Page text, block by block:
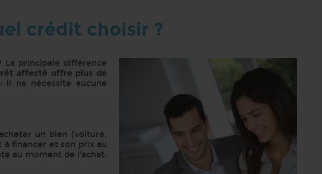
crédit choisir ?
principale différence
affecté offre plus de
il ne nécessite aucune
un bien (voiture,
financer et son prix au
au moment de l’achat.